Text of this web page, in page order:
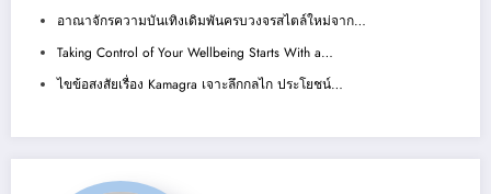
อาณาจักรความบันเทิงเดิมพันครบวงจรสไตล์ใหม่จาก…
Taking Control of Your Wellbeing Starts With a…
ไขข้อสงสัยเรื่อง Kamagra เจาะลึกกลไก ประโยชน์…